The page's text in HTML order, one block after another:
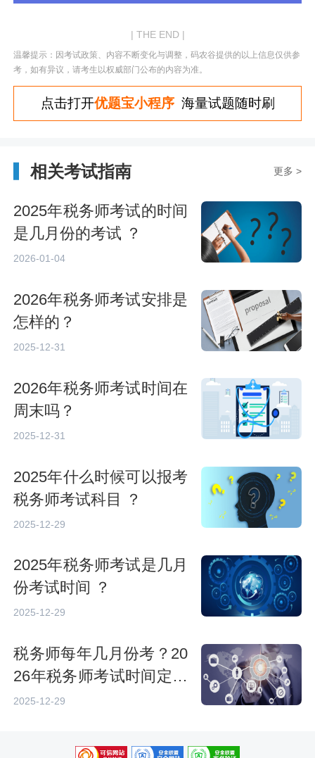
| THE END |
温馨提示：因考试政策、内容不断变化与调整，码农谷提供的以上信息仅供参
考，如有异议，请考生以权威部门公布的内容为准。
点击打开优题宝小程序海量试题随时刷
相关考试指南 更多 >
2025年税务师考试的时间
是几月份的考试 ？
2026-01-04
2026年税务师考试安排是
怎样的？
2025-12-31
2026年税务师考试时间在
周末吗？
2025-12-31
2025年什么时候可以报考
税务师考试科目 ？
2025-12-29
2025年税务师考试是几月
份考试时间 ？
2025-12-29
税务师每年几月份考？20
26年税务师考试时间定了
吗
2025-12-29